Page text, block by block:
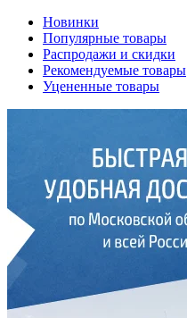
Новинки
Популярные товары
Распродажи и скидки
Рекомендуемые товары
Уцененные товары